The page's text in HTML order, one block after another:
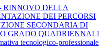
RINNOVO DELLA
DEI PERCORSI
SECONDARIA DI
GRADO QUADRIENNALI
tecnologico-professionale